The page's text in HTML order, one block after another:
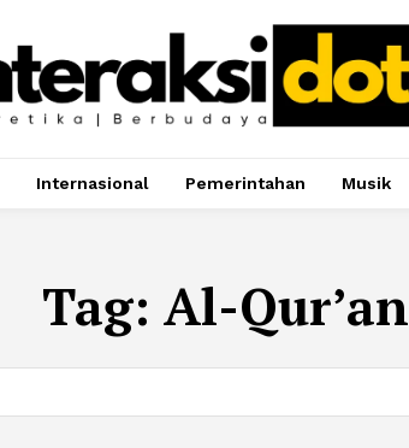
Internasional Pemerintahan Musik
Tag: Al-Qur’an